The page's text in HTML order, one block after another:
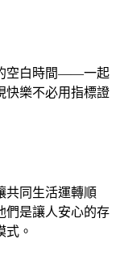
空白時間——一起
快樂不必用指標證
共同生活運轉順
們是讓人安心的存
式。